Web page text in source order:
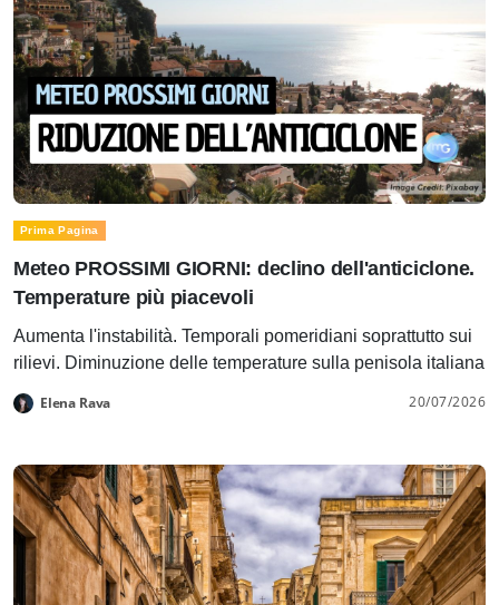
Prima Pagina
Meteo PROSSIMI GIORNI: declino dell'anticiclone.
Temperature più piacevoli
Aumenta l'instabilità. Temporali pomeridiani soprattutto sui
rilievi. Diminuzione delle temperature sulla penisola italiana
Elena Rava 20/07/2026